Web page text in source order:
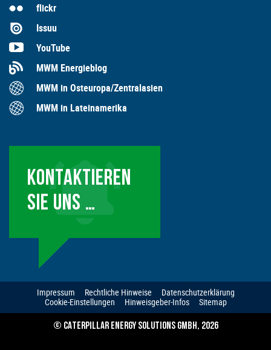
flickr
Issuu
YouTube
MWM Energieblog
MWM in Osteuropa/Zentralasien
MWM in Lateinamerika
KONTAKTIEREN
SIE UNS …
Impressum Rechtliche Hinweise
Datenschutzerklärung
Cookie-Einstellungen
Hinweisgeber-Infos Sitemap
© CATERPILLAR ENERGY SOLUTIONS GMBH, 2026